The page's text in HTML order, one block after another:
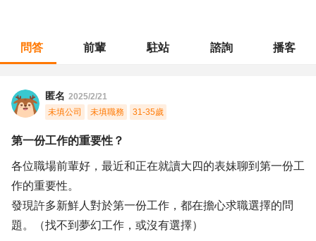
問答 前輩 駐站 諮詢 播客
匿名 2025/2/21
未填公司
未填職務 31-35歲
第一份工作的重要性？
各位職場前輩好，最近和正在就讀大四的表妹聊到第一份工
作的重要性。
發現許多新鮮人對於第一份工作，都在擔心求職選擇的問
題。（找不到夢幻工作，或沒有選擇）